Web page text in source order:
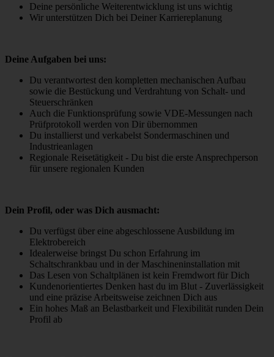
Domäne.
wie Besucher mit Webseiten interagieren, indem
Informationen anonym gesammelt und gemeldet werden.
Cookie Beschreibung
Aidaform
Abwicklung der
eingebundenen
Kontaktformulare
Sammelt Daten dazu, wie
Besuch. Von Google
Salesviwer
Identifizierung von
Unternehmen, die sich
auf Ihrer Internetseite
informieren.
Sonstige
Deine persönliche Weiterentwicklung ist uns wichtig
Wir unterstützen Dich bei Deiner Karriereplanung
Deine Aufgaben bei uns:
Du verantwortest den kompletten mechanischen Aufbau
sowie die Bestückung und Verdrahtung von Schalt- und
Steuerschränken
Auch die Funktionsprüfung sowie VDE-Messungen nach
Prüfprotokoll werden von Dir übernommen
Du installierst und verkabelst Sondermaschinen und
Industrieanlagen
Regionale Reisetätigkeit - Du bist die erste Ansprechperson
für unsere regionalen Kunden
Dein Profil, oder was Dich ausmacht:
Du verfügst über eine abgeschlossene Ausbildung im
Elektrobereich
Idealerweise bringst Du schon Erfahrung im
Schaltschrankbau und in der Maschineninstallation mit
Das Lesen von Schaltplänen ist kein Fremdwort für Dich
Kundenorientiertes Denken hast du im Blut - Zuverlässigkeit
und eine präzise Arbeitsweise zeichnen Dich aus
Ein hohes Maß an Belastbarkeit und Flexibilität runden Dein
Profil ab